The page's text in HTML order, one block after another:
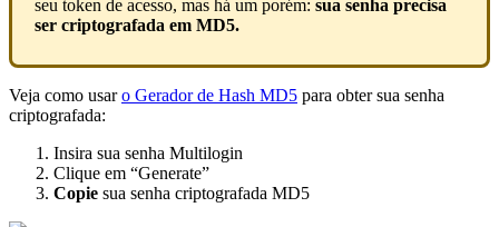
seu token de acesso, mas há um porém: sua senha precisa
ser criptografada em MD5.
Veja como usaro Gerador de Hash MD5 para obter sua senha
criptografada:
Insira sua senha Multilogin
Clique em “Generate”
Copie sua senha criptografada MD5